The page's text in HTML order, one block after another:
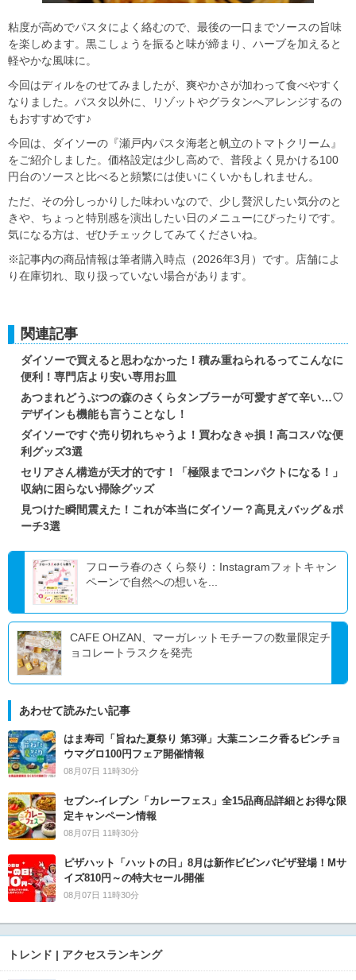
粘度が高めでパスタによく絡むので、最後の一口までソースの旨味
を楽しめます。黒こしょうを振ると味が締まり、ハーブを加えると
軽やかな風味に。
今回はディルをのせてみましたが、爽やかさが加わって食べやすく
なりました。パスタ以外に、リゾットやグラタンへアレンジするの
もおすすめです♪
今回は、ダイソーの『瀬戸内パスタ海老と帆立のトマトクリーム』
をご紹介しました。価格設定は少し高めで、普段よく見かける100
円台のソースと比べると頻繁には使いにくいかもしれません。
ただ、その分しっかりした味わいなので、少し贅沢したい気分のと
きや、ちょっと特別感を演出したい日のメニューにぴったりです。
気になる方は、ぜひチェックしてみてくださいね。
※記事内の商品情報は筆者購入時点（2026年3月）です。店舗によ
り在庫切れ、取り扱っていない場合があります。
関連記事
ダイソーで買えると思わなかった！積み重ねられるってこんなに
便利！専門店より安い専用お皿
あつまれどうぶつの森のさくらタンブラーが可愛すぎて辛い…♡
デザインも機能も言うことなし！
ダイソーですぐ売り切れちゃうよ！買わなきゃ損！高コスパな便
利グッズ3選
セリアさん構造が天才的です！「極限までコンパクトになる！」
収納に困らない掃除グッズ
見つけた瞬間震えた！これが本当にダイソー？高見えバッグ＆ポ
ーチ3選
フローラ春のさくら祭り：Instagramフォトキャン
ペーンで自然への想いを...
CAFE OHZAN、マーガレットモチーフの数量限定チ
ョコレートラスクを発売
あわせて読みたい記事
はま寿司「旨ねた夏祭り 第3弾」大葉ニンニク香るビンチョ
ウマグロ100円フェア開催情報
08月07日 11時30分
セブン‐イレブン「カレーフェス」全15品商品詳細とお得な限
定キャンペーン情報
08月07日 11時30分
ピザハット「ハットの日」8月は新作ビビンバピザ登場！Mサ
イズ810円～の特大セール開催
08月07日 11時30分
トレンド | アクセスランキング